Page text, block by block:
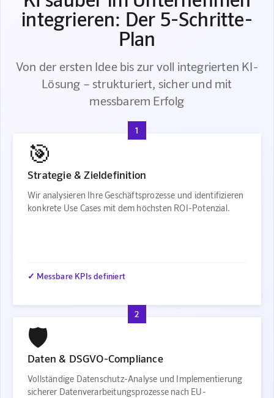
integrieren: Der 5-Schritte-
Plan
Von der ersten Idee bis zur voll integrierten KI-
Lösung – strukturiert, sicher und mit
messbarem Erfolg
1
🎯
Strategie & Zieldefinition
Wir analysieren Ihre Geschäftsprozesse und identifizieren
konkrete Use Cases mit dem höchsten ROI-Potenzial.
✓ Messbare KPIs definiert
2
🛡️
Daten & DSGVO-Compliance
Vollständige Datenschutz-Analyse und Implementierung
sicherer Datenverarbeitungsprozesse nach EU-